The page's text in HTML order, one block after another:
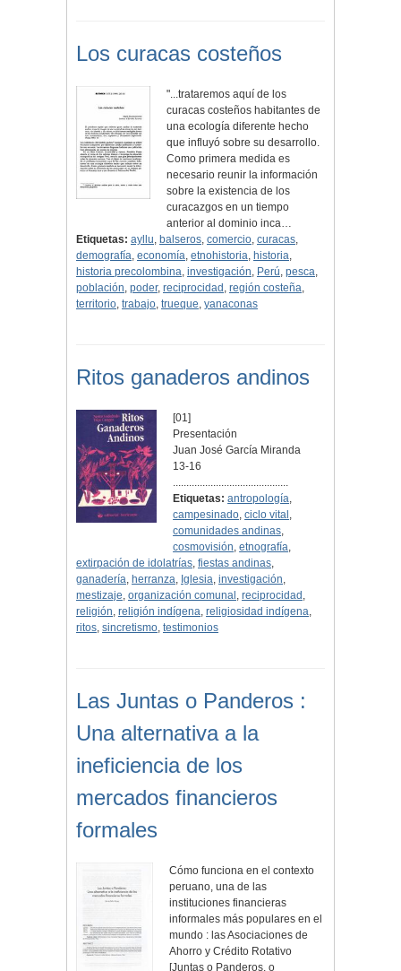
Los curacas costeños
"...trataremos aquí de los
curacas costeños habitantes de
una ecología diferente hecho
que influyó sobre su desarrollo.
Como primera medida es
necesario reunir la información
sobre la existencia de los
curacazgos en un tiempo
anterior al dominio inca…
Etiquetas: ayllu, balseros, comercio, curacas,
demografía, economía, etnohistoria, historia,
historia precolombina, investigación, Perú, pesca,
población, poder, reciprocidad , región costeña,
territorio, trabajo, trueque, yanaconas
Ritos ganaderos andinos
[01]
Presentación
Juan José García Miranda
13-16
...........................................
Etiquetas: antropología,
campesinado,ciclo vital ,
comunidades andinas,
cosmovisión,etnografía,
extirpación de idolatrías, fiestas andinas,
ganadería, herranza, Iglesia, investigación,
mestizaje, organización comunal , reciprocidad ,
religión, religión indígena, religiosidad indígena,
ritos, sincretismo, testimonios
Las Juntas o Panderos :
Una alternativa a la
ineficiencia de los
mercados financieros
formales
Cómo funciona en el contexto
peruano, una de las
instituciones financieras
informales más populares en el
mundo : las Asociaciones de
Ahorro y Crédito Rotativo
[Juntas o Panderos, o